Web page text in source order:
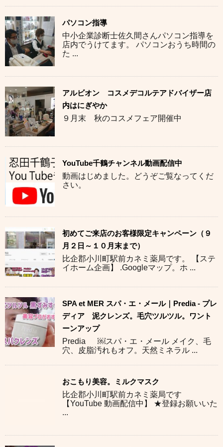
パソコン指導
中小企業診断士佐久間さんパソコン指導を
店内でうけてます。 パソコンおうち時間の
た ...
アルビオン コスメデコルテアドバイザー店
内はにぎやか
９月末 秋のコスメフェア開催中
YouTube千鶴チャンネル動画配信中
動画はじめました。どうぞご覧なってくだ
さい。
初めてご来店のお客様限定キャンペーン（９
月２日～１０月末まで）
比企郡小川町駅前カネミ薬局です。 【ステ
イホーム企画】 .Googleマップ。ホ ...
SPA et MER スパ・エ・メール｜Predia - プレ
ディア 泥クレンズ。毛穴ツルツル。ワント
ーンアップ
Predia ￼スパ・エ・メール メイク、毛
穴、皮脂汚れもオフ。天然ミネラル ...
おこもり美容。ミルクマスク
比企郡小川町駅前カネミ薬局です
【YouTube 動画配信中】 ★登録お願いいた
...